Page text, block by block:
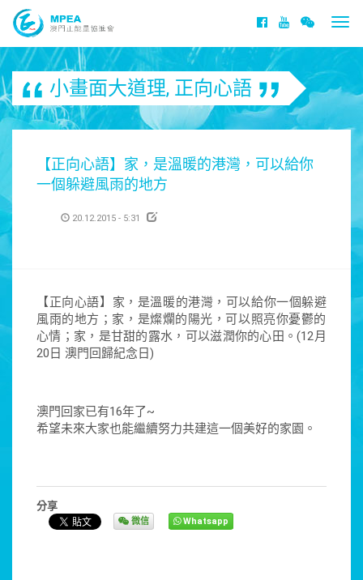
小畫面大道理, 正向心語
【正向心語】家，是溫暖的港灣，可以給你
一個躲避風雨的地方
20.12.2015 - 5:31
【正向心語】家，是溫暖的港灣，可以給你一個躲避
風雨的地方；家，是燦爛的陽光，可以照亮你憂鬱的
心情；家，是甘甜的露水，可以滋潤你的心田。(12月
20日 澳門回歸紀念日)
澳門回家已有16年了~
希望未來大家也能繼續努力共建這一個美好的家園。
分享
微信 Whatsapp